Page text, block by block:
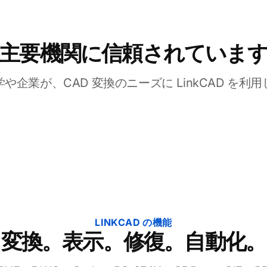
要機関に信頼されていま
や企業が、CAD 変換のニーズに LinkCAD を利用
LINKCAD の機能
変換。表示。修復。自動化。